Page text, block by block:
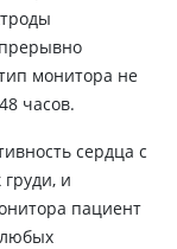
монитора не
часов.
сердца с
и
пациент